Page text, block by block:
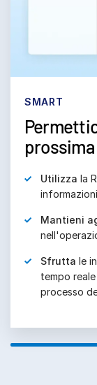
SMART
Utilizza la
Mantieni
Sfrutta le
tempo
processo